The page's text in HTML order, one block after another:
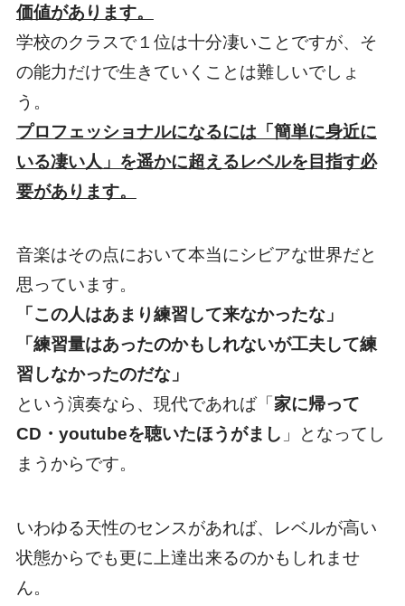
価値があります。
学校のクラスで１位は十分凄いことですが、そ
の能力だけで生きていくことは難しいでしょ
う。
プロフェッショナルになるには「簡単に身近に
いる凄い人」を遥かに超えるレベルを目指す必
要があります。
音楽はその点において本当にシビアな世界だと
思っています。
「この人はあまり練習して来なかったな」
「練習量はあったのかもしれないが工夫して練
習しなかったのだな」
という演奏なら、現代であれば「 家に帰って
CD・youtubeを聴いたほうがまし 」となってし
まうからです。
いわゆる天性のセンスがあれば、レベルが高い
状態からでも更に上達出来るのかもしれませ
ん。